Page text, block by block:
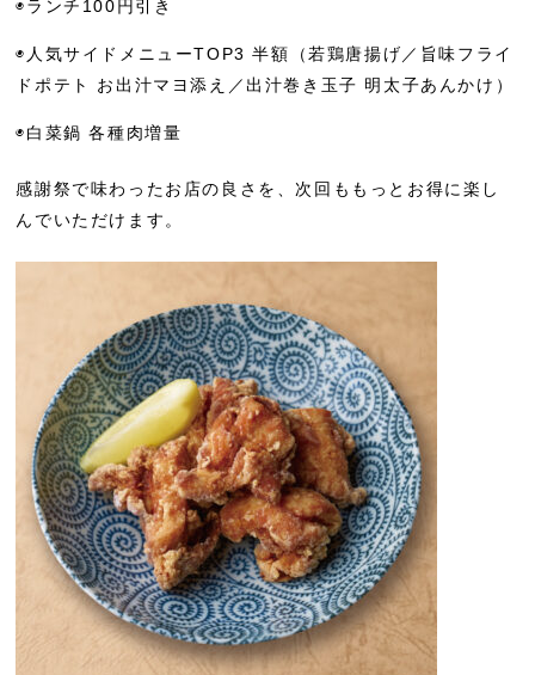
◉ランチ100円引き
◉人気サイドメニューTOP3 半額
（若鶏唐揚げ／旨味フライ
ドポテト お出汁マヨ添え／出汁巻き玉子 明太子あんかけ）
◉白菜鍋 各種肉増量
感謝祭で味わったお店の良さを、次回ももっとお得に楽し
んでいただけます。